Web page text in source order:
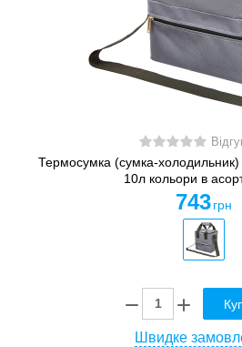
Термосумка (сумка-
10л кольори в
743 грн
Швидке